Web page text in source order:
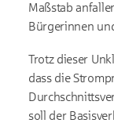
Maßstab
Bürgerinnen
Trotz dieser
dass die
soll der